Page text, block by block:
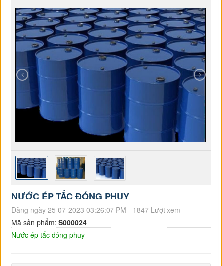
NƯỚC ÉP TẮC ĐÓNG PHUY
Đăng ngày 25-07-2023 03:26:07 PM - 1847 Lượt xem
Mã sản phẩm:S000024
Nước ép tắc đóng phuy